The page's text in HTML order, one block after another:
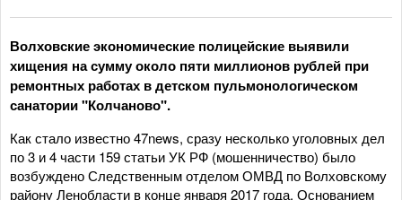
Волховские экономические полицейские выявили
хищения на сумму около пяти миллионов рублей при
ремонтных работах в детском пульмонологическом
санатории "Колчаново".
Как стало известно 47news, сразу несколько уголовных дел
по 3 и 4 части 159 статьи УК РФ (мошенничество) было
возбуждено Следственным отделом ОМВД по Волховскому
району Ленобласти в конце января 2017 года. Основанием